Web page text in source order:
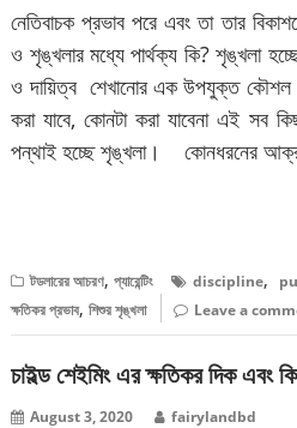
নেতিবাচক প্রভাব পরে এবং তা তার
ও শৃঙ্খলার মধ্যে পার্থক্য কি? শৃঙ্খলা
ও দায়িত্ব শেখানোর এক উপযুক্ত
করা যাবে, কোনটা করা যাবেনা এই সব
পন্থাই হচ্ছে শৃঙ্খলা। কোনধরনের
টডলারের আচরণ,প্যারেন্টিং discipline,
ক্ষতিকর প্রভাব,শিশুর শৃঙ্খলা Leave a
চাইল্ড শেইমিং এর ক্ষতিকর দিক এবং
August 3, 2020 fairylandbd